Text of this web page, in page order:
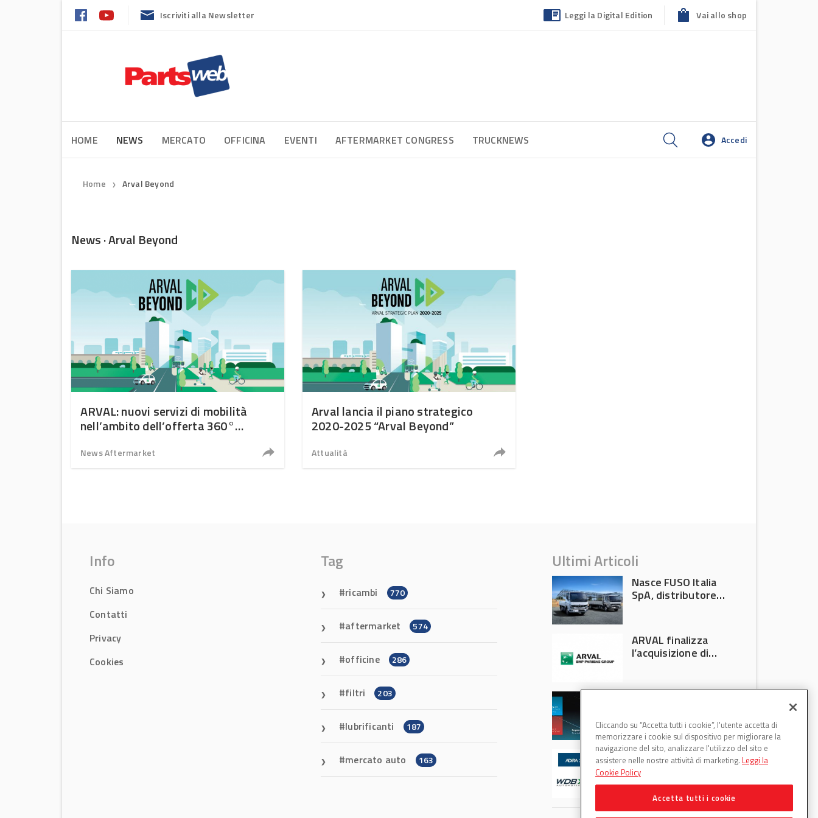
Iscriviti alla Newsletter Leggi la Digital Edition Vai allo shop
HOME NEWS MERCATO OFFICINA EVENTI AFTERMARKET CONGRESS TRUCKNEWS Accedi
Home ❯ Arval Beyond
News · Arval Beyond
ARVAL: nuovi servizi di mobilità
nell’ambito dell’offerta 360°
News Aftermarket
Arval lancia il piano strategico
2020-2025 “Arval Beyond”
Attualità
Info
Chi Siamo
Contatti
Privacy
Cookies
Tag
ricambi 770
aftermarket 574
officine 286
filtri 203
lubrificanti 187
mercato auto 163
Ultimi Articoli
Nasce FUSO Italia
SpA, distributore
ARVAL finalizza
l’acquisizione di
Francoforte 2026
WDB Automotive
(Axitecnica) e Di.Pa.
Sport entrano in
ADIRA
Cliccando su “Accetta tutti i cookie”, l'utente accetta di
memorizzare i cookie sul dispositivo per migliorare la
navigazione del sito, analizzare l'utilizzo del sito e
assistere nelle nostre attività di marketing. Leggi la
Cookie Policy
Accetta tutti i cookie